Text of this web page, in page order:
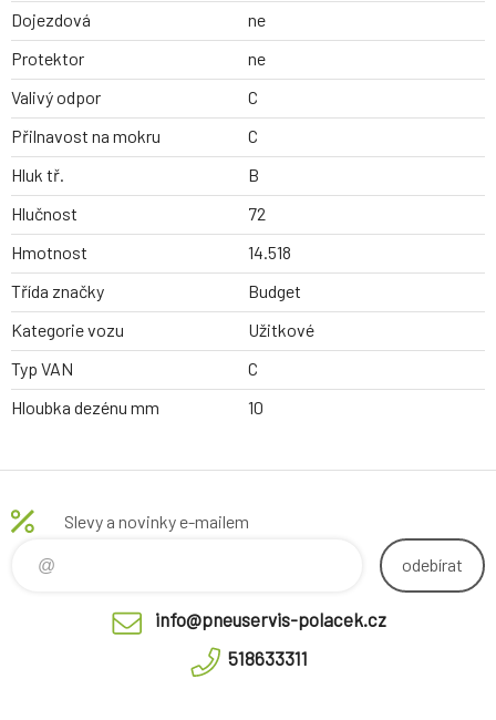
Dojezdová
ne
Protektor
ne
Valivý odpor
C
Přilnavost na mokru
C
Hluk tř.
B
Hlučnost
72
Hmotnost
14.518
Třída značky
Budget
Kategorie vozu
Užitkové
Typ VAN
C
Hloubka dezénu mm
10
Slevy a novinky e-mailem
odebírat
info@pneuservis-polacek.cz
518633311